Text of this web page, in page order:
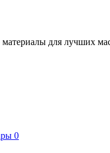
для лучших
0